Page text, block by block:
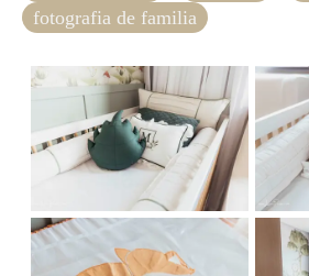
fotografia de familia